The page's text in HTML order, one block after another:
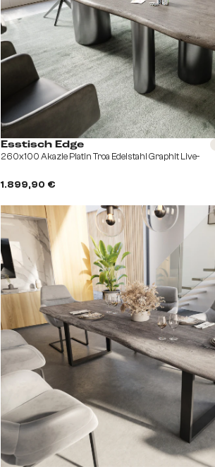
Esstisch Edge
260x100 Akazie Platin Troa Edelstahl Graphit Live-
1.899,90 €